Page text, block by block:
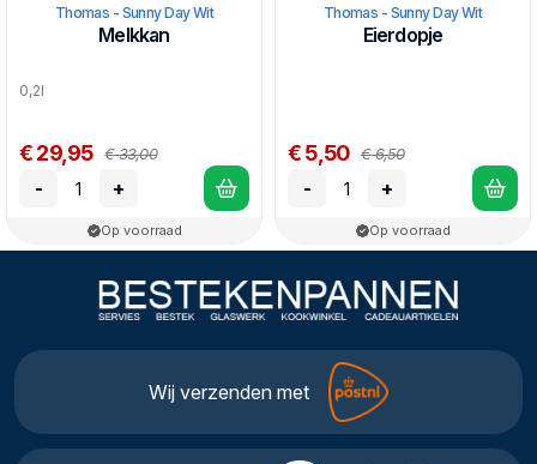
Thomas - Sunny Day Wit
Melkkan
0,2l
€ 29,95 € 33,00
- +
Op voorraad
Thomas - Sunny Day Wit
Eierdopje
€ 5,50 € 6,50
- +
Op voorraad
Wij verzenden met